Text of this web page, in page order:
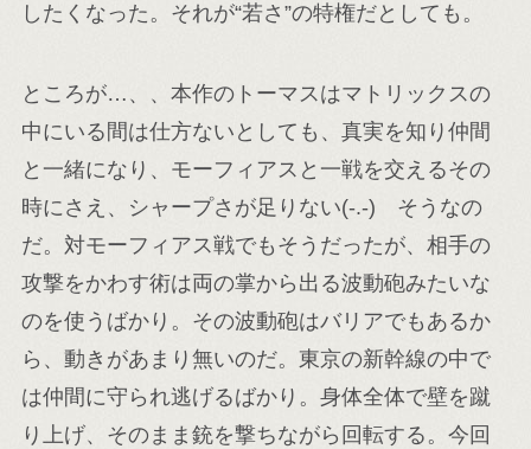
したくなった。それが“若さ”の特権だとしても。
ところが…、、本作のトーマスはマトリックスの
中にいる間は仕方ないとしても、真実を知り仲間
と一緒になり、モーフィアスと一戦を交えるその
時にさえ、シャープさが足りない(-.-) そうなの
だ。対モーフィアス戦でもそうだったが、相手の
攻撃をかわす術は両の掌から出る波動砲みたいな
のを使うばかり。その波動砲はバリアでもあるか
ら、動きがあまり無いのだ。東京の新幹線の中で
は仲間に守られ逃げるばかり。身体全体で壁を蹴
り上げ、そのまま銃を撃ちながら回転する。今回